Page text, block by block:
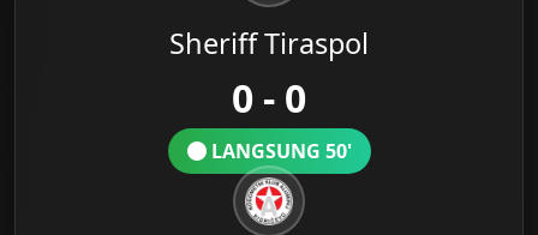
Sheriff Tiraspol
0 - 0
LANGSUNG 50'